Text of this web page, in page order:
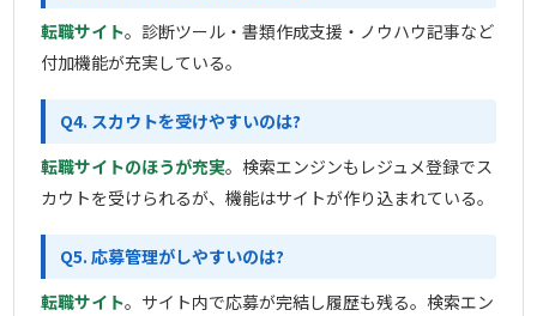
転職サイト。診断ツール・書類作成支援・ノウハウ記事など
付加機能が充実している。
Q4. スカウトを受けやすいのは?
転職サイトのほうが充実。検索エンジンもレジュメ登録でス
カウトを受けられるが、機能はサイトが作り込まれている。
Q5. 応募管理がしやすいのは?
転職サイト。サイト内で応募が完結し履歴も残る。検索エン